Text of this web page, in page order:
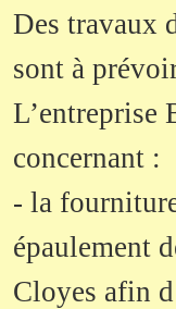
Des travaux
sont à
L’entreprise
concernant :
- la
épaulement
Cloyes afin